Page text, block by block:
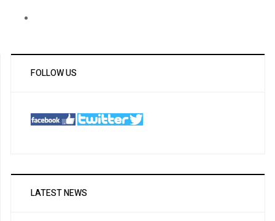
FOLLOW US
LATEST NEWS